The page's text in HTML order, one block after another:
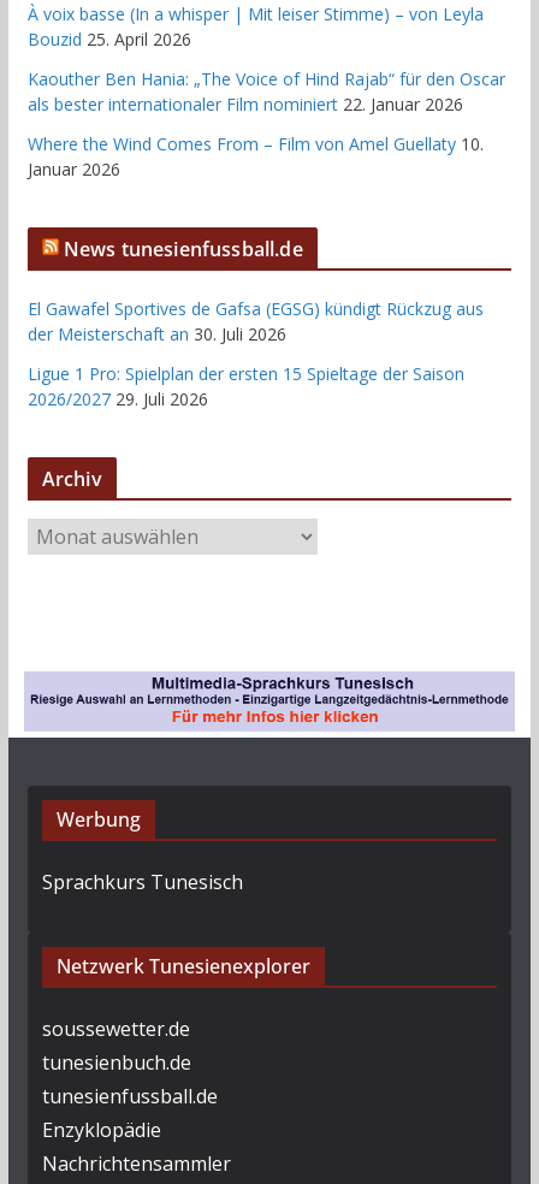
À voix basse (In a whisper | Mit leiser Stimme) – von Leyla
Bouzid 25. April 2026
Kaouther Ben Hania: „The Voice of Hind Rajab“ für den Oscar
als bester internationaler Film nominiert 22. Januar 2026
Where the Wind Comes From – Film von Amel Guellaty 10.
Januar 2026
News tunesienfussball.de
El Gawafel Sportives de Gafsa (EGSG) kündigt Rückzug aus
der Meisterschaft an 30. Juli 2026
Ligue 1 Pro: Spielplan der ersten 15 Spieltage der Saison
2026/2027 29. Juli 2026
Archiv
r
Werbung
Sprachkurs Tunesisch
Netzwerk Tunesienexplorer
soussewetter.de
tunesienbuch.de
tunesienfussball.de
Enzyklopädie
Nachrichtensammler